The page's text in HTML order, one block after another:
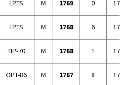
LPTS M 1769 0
LPTS M 1768 6
TIP-70 M 1768 1
OPT-86 M 1767 8